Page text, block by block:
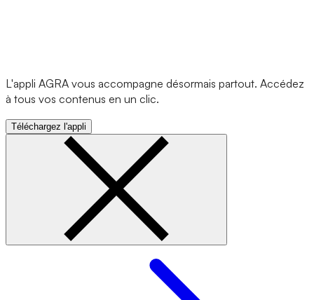
L'appli AGRA vous accompagne désormais partout. Accédez
à tous vos contenus en un clic.
Téléchargez l'appli